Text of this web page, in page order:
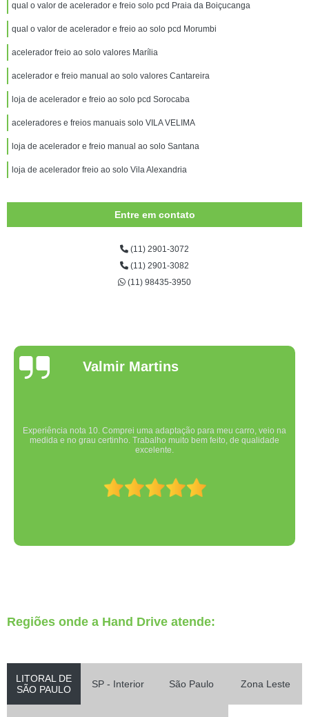
qual o valor de acelerador e freio solo pcd Praia da Boiçucanga
qual o valor de acelerador e freio ao solo pcd Morumbi
acelerador freio ao solo valores Marília
acelerador e freio manual ao solo valores Cantareira
loja de acelerador e freio ao solo pcd Sorocaba
aceleradores e freios manuais solo VILA VELIMA
loja de acelerador e freio manual ao solo Santana
loja de acelerador freio ao solo Vila Alexandria
Entre em contato
(11) 2901-3072
(11) 2901-3082
(11) 98435-3950
Valmir Martins
Experiência nota 10. Comprei uma adaptação para meu carro, veio na
medida e no grau certinho. Trabalho muito bem feito, de qualidade
excelente.
Regiões onde a Hand Drive atende:
LITORAL DE
SÃO PAULO
SP - Interior São Paulo Zona Leste